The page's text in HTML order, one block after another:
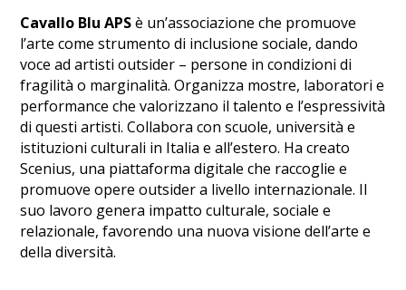
Cavallo Blu APSè un’associazione che promuove
l’arte come strumento di inclusione sociale, dando
voce ad artisti outsider – persone in condizioni di
fragilità o marginalità. Organizza mostre, laboratori e
performance che valorizzano il talento e l’espressività
di questi artisti. Collabora con scuole, università e
istituzioni culturali in Italia e all’estero. Ha creato
Scenius, una piattaforma digitale che raccoglie e
promuove opere outsider a livello internazionale. Il
suo lavoro genera impatto culturale, sociale e
relazionale, favorendo una nuova visione dell’arte e
della diversità.